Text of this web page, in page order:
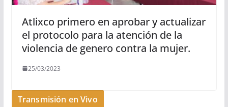
Atlixco primero en aprobar y actualizar
el protocolo para la atención de la
violencia de genero contra la mujer.
25/03/2023
Transmisión en Vivo